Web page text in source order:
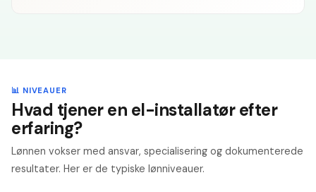
📊 NIVEAUER
Hvad tjener en el-installatør efter
erfaring?
Lønnen vokser med ansvar, specialisering og dokumenterede
resultater. Her er de typiske lønniveauer.